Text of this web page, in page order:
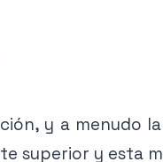
y a menudo
superior y esta